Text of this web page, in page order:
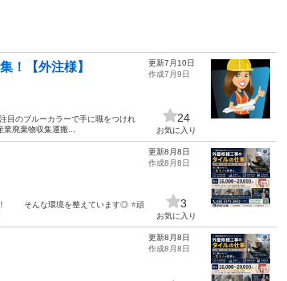
！【外注様】
目のブルーカラーで手に職をつけれ
廃棄物収集運搬...
更新7月10日
作成7月9日
24
お気に入り
！ そんな環境を整えています◎ ⭐頑
更新8月8日
作成8月8日
3
お気に入り
更新8月8日
作成8月8日